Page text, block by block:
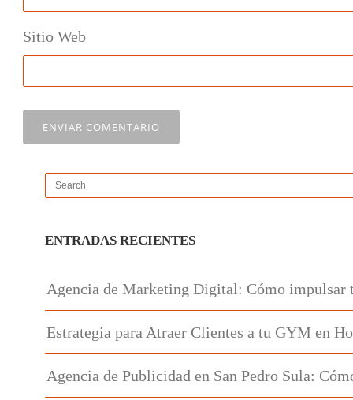
Sitio Web
ENTRADAS RECIENTES
Agencia de Marketing Digital: Cómo impulsar
Estrategia para Atraer Clientes a tu GYM en
Agencia de Publicidad en San Pedro Sula: